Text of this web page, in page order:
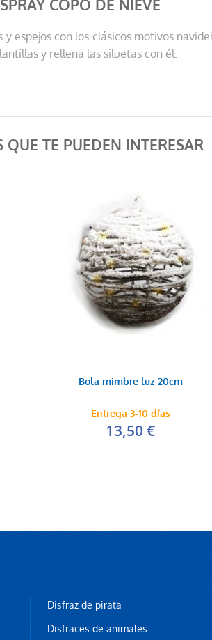
COPO DE NIEVE
espejos con los clásicos motivos
y rellena las siluetas con él.
TE PUEDEN INTERESAR
Bola mimbre luz 20cm
Entrega 3-10 días
13,50 €
Disfraz de pirata
Disfraces de animales